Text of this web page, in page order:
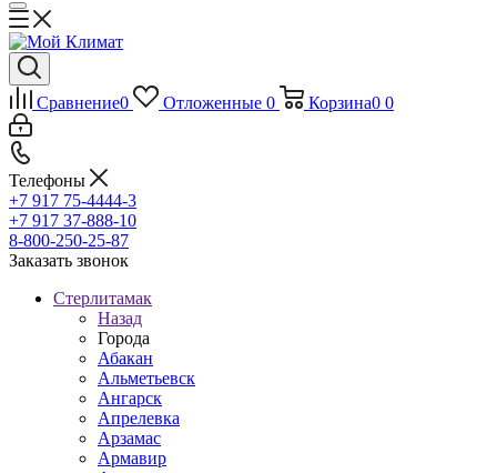
Сравнение0 Отложенные 0 Корзина0 0
Телефоны
+7 917 75-4444-3
+7 917 37-888-10
8-800-250-25-87
Заказать звонок
Стерлитамак
Назад
Города
Абакан
Альметьевск
Ангарск
Апрелевка
Арзамас
Армавир